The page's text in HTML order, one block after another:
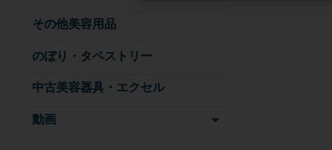
その他美容用品
のぼり・タペストリー
中古美容器具・エクセル
動画